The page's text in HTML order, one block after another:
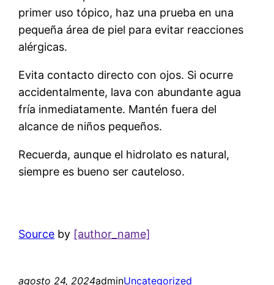
primer uso tópico, haz una prueba en una
pequeña área de piel para evitar reacciones
alérgicas.
Evita contacto directo con ojos. Si ocurre
accidentalmente, lava con abundante agua
fría inmediatamente. Mantén fuera del
alcance de niños pequeños.
Recuerda, aunque el hidrolato es natural,
siempre es bueno ser cauteloso.
Source by [author_name]
agosto 24, 2024adminUncategorized